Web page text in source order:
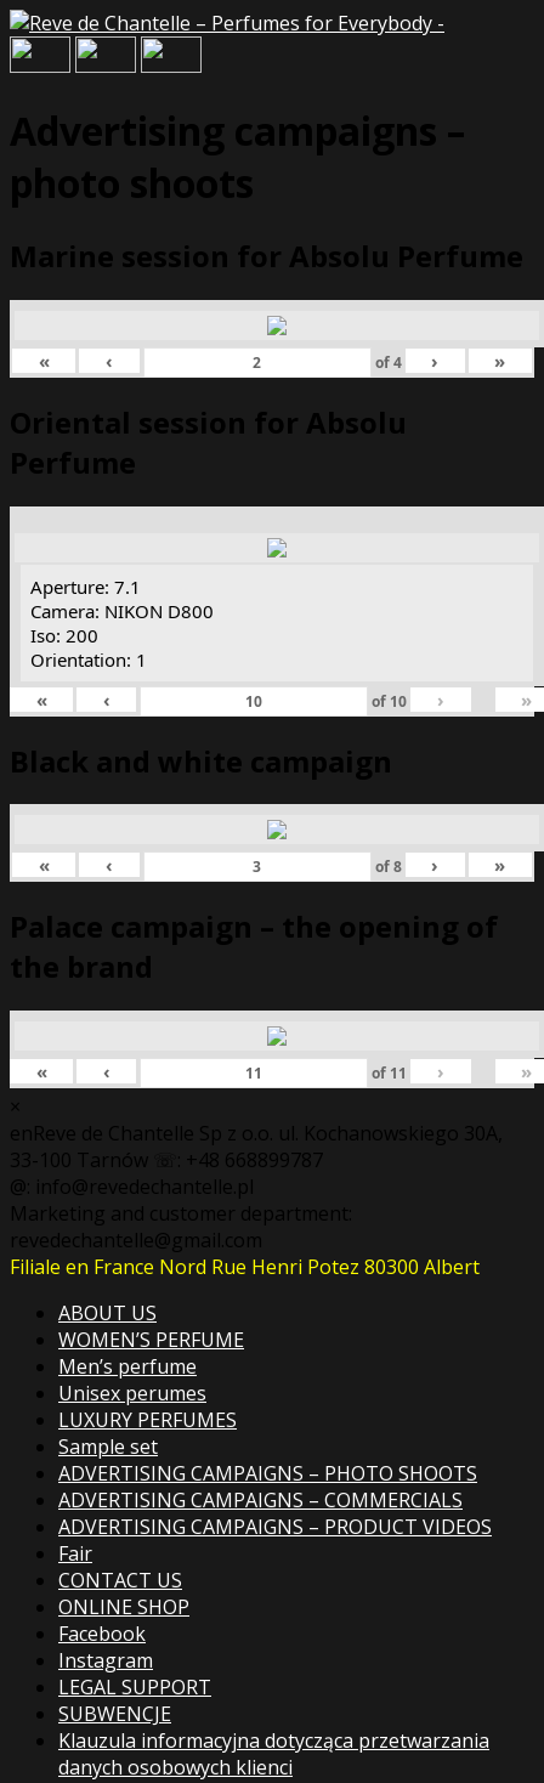
Advertising campaigns –
photo shoots
Marine session for Absolu Perfume
« ‹ of4 › »
Oriental session for Absolu
Perfume
Aperture: 7.1
Camera: NIKON D800
Iso: 200
Orientation: 1
«
‹ of 10 › »
Black and white campaign
« ‹ of8 › »
Palace campaign – the opening of
the brand
« ‹ of 11 › »
×
enReve de Chantelle Sp z o.o. ul. Kochanowskiego 30A,
33-100 Tarnów ☏: +48 668899787
@: info@revedechantelle.pl
Marketing and customer department:
revedechantelle@gmail.com
Filiale en France Nord Rue Henri Potez 80300 Albert
ABOUT US
WOMEN’S PERFUME
Men’s perfume
Unisex perumes
LUXURY PERFUMES
Sample set
ADVERTISING CAMPAIGNS – PHOTO SHOOTS
ADVERTISING CAMPAIGNS – COMMERCIALS
ADVERTISING CAMPAIGNS – PRODUCT VIDEOS
Fair
CONTACT US
ONLINE SHOP
Facebook
Instagram
LEGAL SUPPORT
SUBWENCJE
Klauzula informacyjna dotycząca przetwarzania
danych osobowych klienci